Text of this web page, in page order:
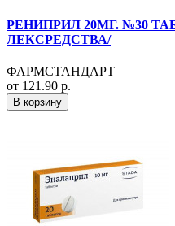
РЕНИПРИЛ 20МГ. №30
ЛЕКСРЕДСТВА/
ФАРМСТАНДАРТ
от 121.90 р.
В корзину